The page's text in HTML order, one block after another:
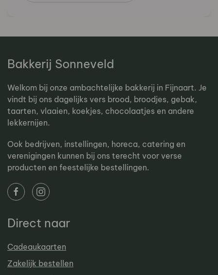
Bakkerij Sonneveld
Welkom bij onze ambachtelijke bakkerij in Fijnaart. Je
vindt bij ons dagelijks vers brood, broodjes, gebak,
taarten, vlaaien, koekjes, chocolaatjes en andere
lekkernijen.
Ook bedrijven, instellingen, horeca, catering en
verenigingen kunnen bij ons terecht voor verse
producten en feestelijke bestellingen.
Direct naar
Cadeaukaarten
Zakelijk bestellen